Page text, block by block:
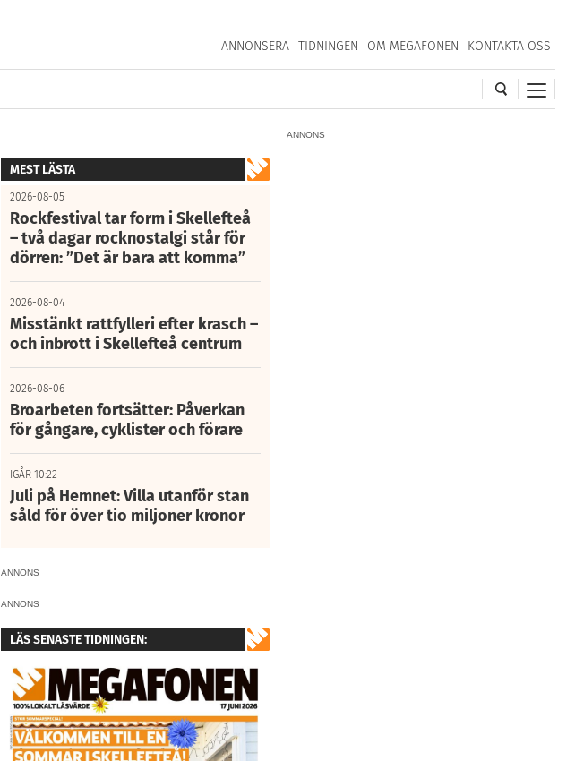
ANNONSERA TIDNINGEN OM MEGAFONEN KONTAKTA OSS
ANNONS
MEST LÄSTA
2026-08-05
Rockfestival tar form i Skellefteå
– två dagar rocknostalgi står för
dörren: ”Det är bara att komma”
2026-08-04
Misstänkt rattfylleri efter krasch –
och inbrott i Skellefteå centrum
2026-08-06
Broarbeten fortsätter: Påverkan
för gångare, cyklister och förare
IGÅR 10:22
Juli på Hemnet: Villa utanför stan
såld för över tio miljoner kronor
ANNONS
ANNONS
LÄS SENASTE TIDNINGEN: